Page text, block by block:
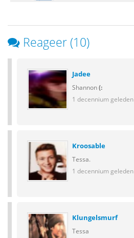
Reageer (10)
Jadee
Shannon(:
1 decennium geleden
Kroosable
Tessa.
1 decennium geleden
Klungelsmurf
Tessa